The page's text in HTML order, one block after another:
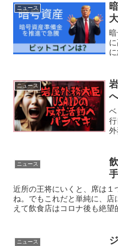
ニュース
ニュース
外
を
ニュース
近所の王将にいくと、席は１
ね。でもこれだと単純に、
えて飲食店はコロナ後も絶望
でむしろ売上をアップでき
ニュース